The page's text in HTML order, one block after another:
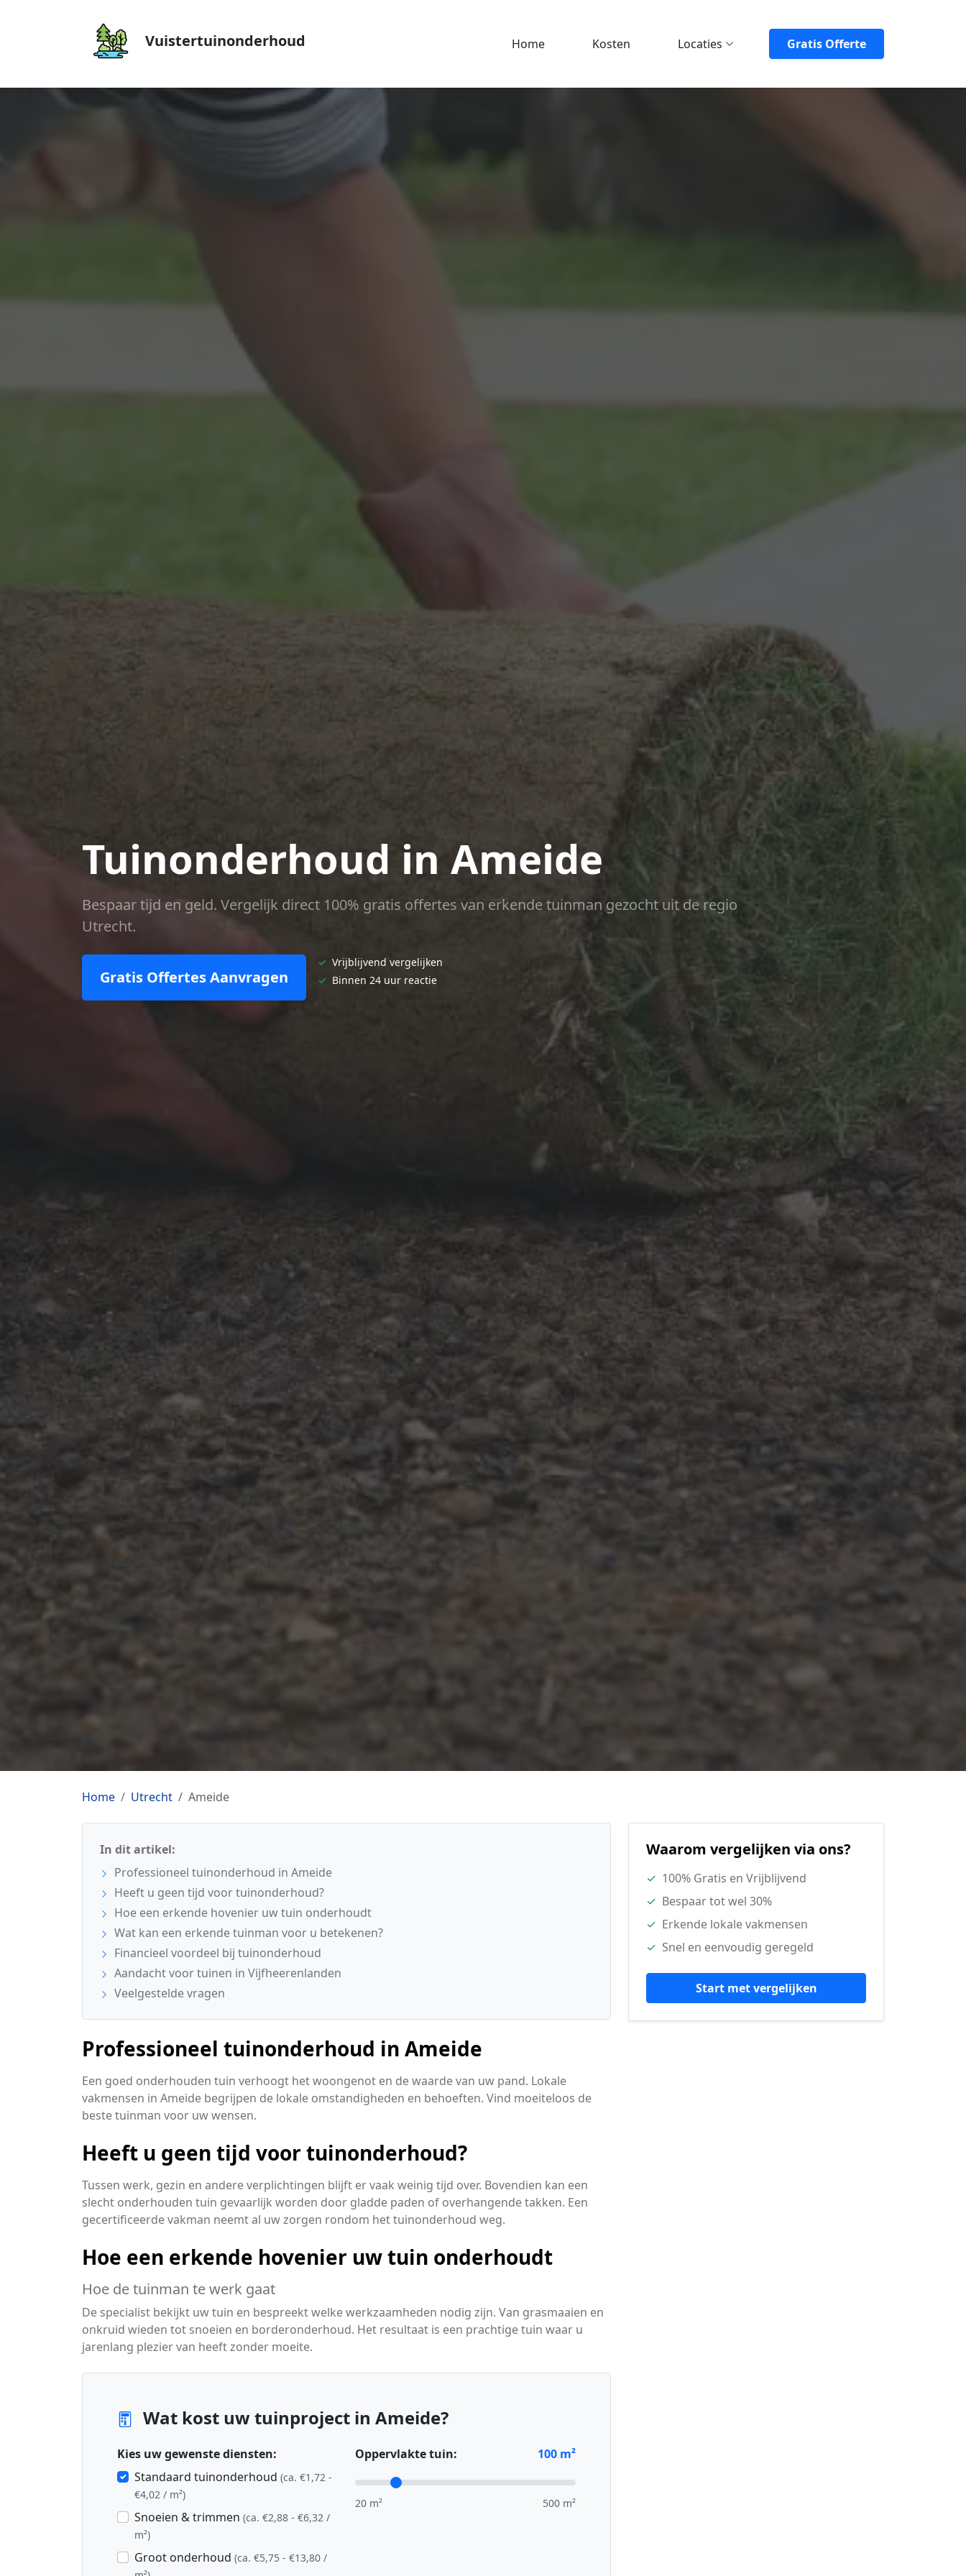
Vuistertuinonderhoud Home Kosten Locaties Gratis Offerte
Tuinonderhoud in Ameide
Bespaar tijd en geld. Vergelijk direct 100% gratis offertes van erkende tuinman gezocht uit de regio
Utrecht.
Gratis Offertes Aanvragen
✓ Vrijblijvend vergelijken
✓ Binnen 24 uur reactie
Home Utrecht Ameide
In dit artikel:
Professioneel tuinonderhoud in Ameide
Heeft u geen tijd voor tuinonderhoud?
Hoe een erkende hovenier uw tuin onderhoudt
Wat kan een erkende tuinman voor u betekenen?
Financieel voordeel bij tuinonderhoud
Aandacht voor tuinen in Vijfheerenlanden
Veelgestelde vragen
Professioneel tuinonderhoud in Ameide
Een goed onderhouden tuin verhoogt het woongenot en de waarde van uw pand. Lokale
vakmensen in Ameide begrijpen de lokale omstandigheden en behoeften. Vind moeiteloos de
beste tuinman voor uw wensen.
Heeft u geen tijd voor tuinonderhoud?
Tussen werk, gezin en andere verplichtingen blijft er vaak weinig tijd over. Bovendien kan een
slecht onderhouden tuin gevaarlijk worden door gladde paden of overhangende takken. Een
gecertificeerde vakman neemt al uw zorgen rondom het tuinonderhoud weg.
Hoe een erkende hovenier uw tuin onderhoudt
Hoe de tuinman te werk gaat
De specialist bekijkt uw tuin en bespreekt welke werkzaamheden nodig zijn. Van grasmaaien en
onkruid wieden tot snoeien en borderonderhoud. Het resultaat is een prachtige tuin waar u
jarenlang plezier van heeft zonder moeite.
Wat kost uw tuinproject in Ameide?
Kies uw gewenste diensten:
Standaard tuinonderhoud (ca. €1,72 -
€4,02 / m²)
Snoeien & trimmen (ca. €2,88 - €6,32 /
m²)
Groot onderhoud (ca. €5,75 - €13,80 /
Oppervlakte tuin: 100 m²
20 m² 500 m²
Waarom vergelijken via ons?
✓ 100% Gratis en Vrijblijvend
✓ Bespaar tot wel 30%
✓ Erkende lokale vakmensen
✓ Snel en eenvoudig geregeld
Start met vergelijken